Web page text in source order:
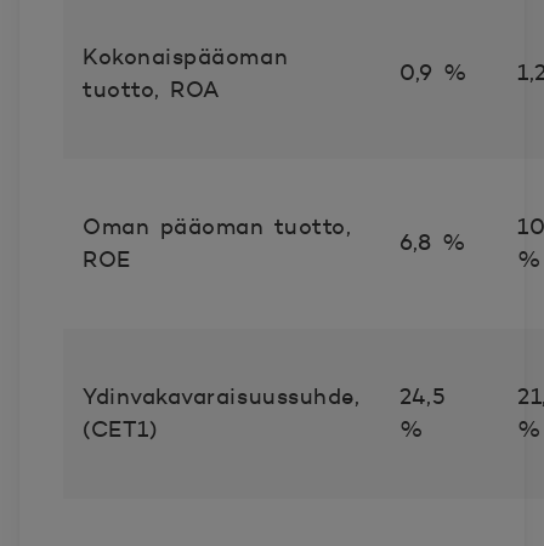
Kokonaispääoman
tuotto, ROA
0,9 %
Oman pääoman tuotto,
ROE
6,8 %
Ydinvakavaraisuussuhde,
(CET1)
24,5
%